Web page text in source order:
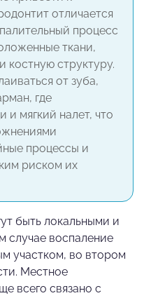
отличается
процесс
ткани,
костную структуру.
от зуба,
где
и мягкий налет, что
процессы и
риском их
быть локальными и
случае воспаление
участком, во втором
Местное
всего связано с